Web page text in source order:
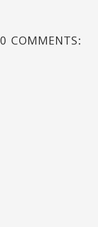
0 COMMENTS: